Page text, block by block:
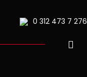
0 312473 7 276